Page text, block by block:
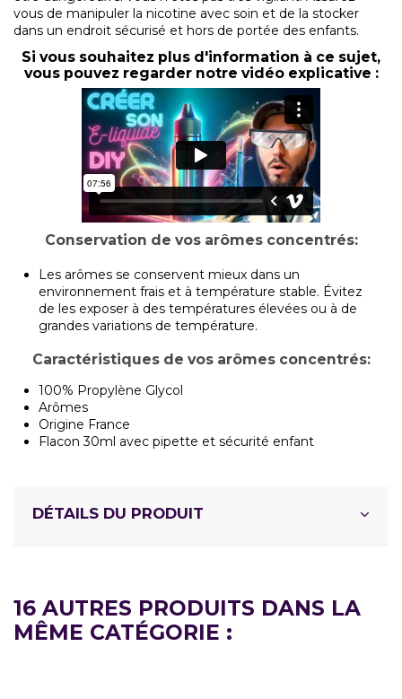
vous de manipuler la nicotine avec soin et de la stocker
dans un endroit sécurisé et hors de portée des enfants.
Si vous souhaitez plus d'information à ce sujet,
vous pouvez regarder notre vidéo explicative :
Conservation de vos arômes concentrés:
Les arômes se conservent mieux dans un
environnement frais et à température stable. Évitez
de les exposer à des températures élevées ou à de
grandes variations de température.
Caractéristiques de vos arômes concentrés:
100% Propylène Glycol
Arômes
Origine France
Flacon 30ml avec pipette et sécurité enfant
DÉTAILS DU PRODUIT
16 AUTRES PRODUITS DANS LA
MÊME CATÉGORIE :